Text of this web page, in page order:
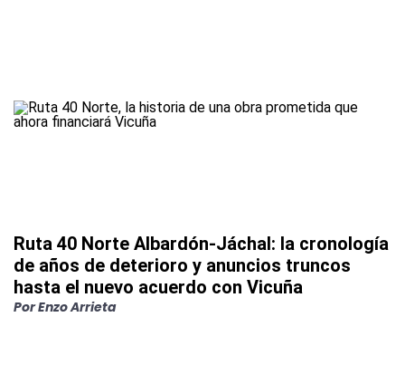
Ruta 40 Norte Albardón-Jáchal: la cronología
de años de deterioro y anuncios truncos
hasta el nuevo acuerdo con Vicuña
PorEnzo Arrieta